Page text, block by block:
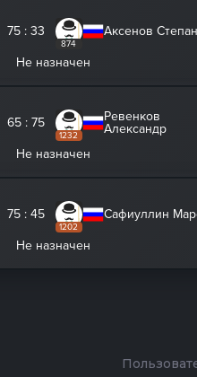
75 : 33
874
Аксенов Степан
Не назначен
65 : 75
1232
Ревенков
Александр
Не назначен
75 : 45
1202
Сафиуллин
Не назначен